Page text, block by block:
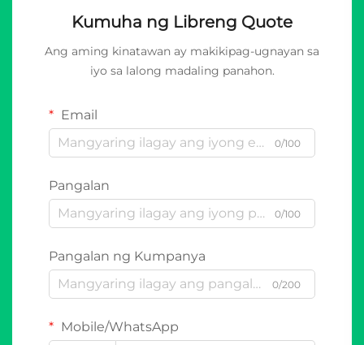
Kumuha ng Libreng Quote
Ang aming kinatawan ay makikipag-ugnayan sa
iyo sa lalong madaling panahon.
Email
0/100
Pangalan
0/100
Pangalan ng Kumpanya
0/200
Mobile/WhatsApp